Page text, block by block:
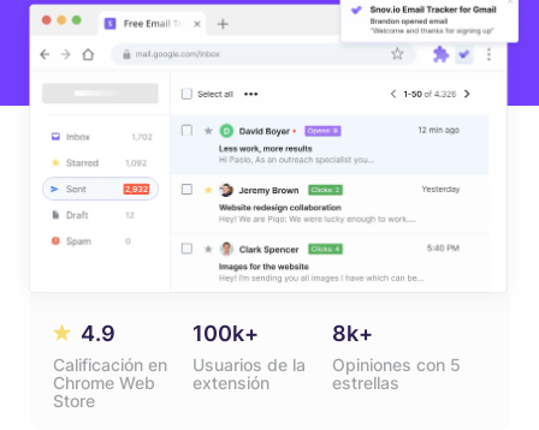
4.9
Calificación en
Chrome Web
Store
100k+
Usuarios de la
extensión
8k+
Opiniones con 5
estrellas